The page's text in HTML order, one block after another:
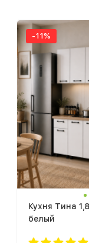
-11%
Кухня Тина
белый